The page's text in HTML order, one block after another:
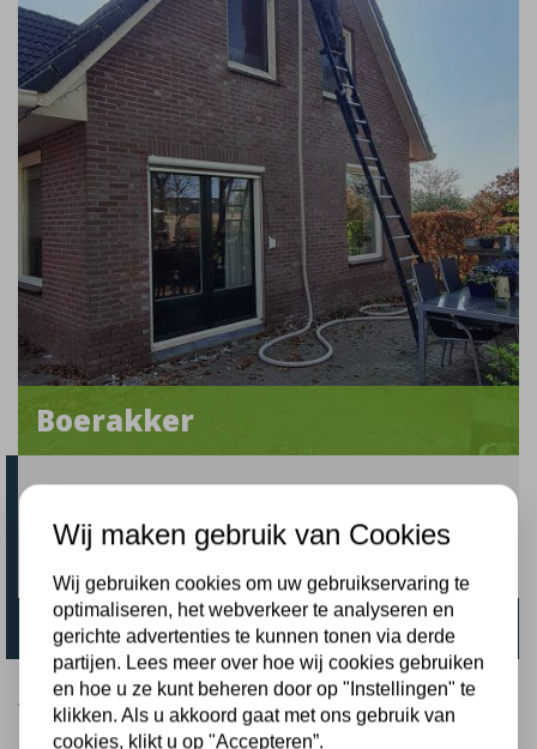
Boerakker
Provincie:
Groningen
Straatnaam:
Schilligepad
Vrijstaande woning natuurvriendelijk isoleren
Woning natuurvriendelijk
Wij maken gebruik van Cookies
Wij gebruiken cookies om uw gebruikservaring te
optimaliseren, het webverkeer te analyseren en
gerichte advertenties te kunnen tonen via derde
partijen. Lees meer over hoe wij cookies gebruiken
en hoe u ze kunt beheren door op "Instellingen" te
klikken. Als u akkoord gaat met ons gebruik van
cookies, klikt u op "Accepteren”.